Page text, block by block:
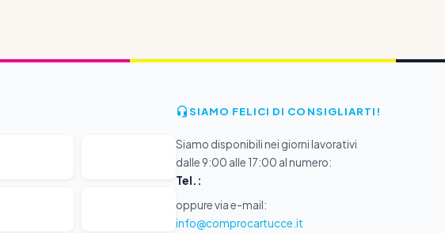
SIAMO FELICI DI CONSIGLIARTI!
Siamo disponibili nei giorni lavorativi
dalle 9:00 alle 17:00 al numero:
Tel.:
oppure via e-mail:
info@comprocartucce.it